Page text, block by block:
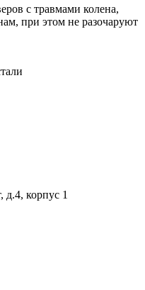
с травмами колена,
при этом не разочаруют
корпус 1